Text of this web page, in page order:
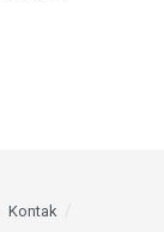
Kontak